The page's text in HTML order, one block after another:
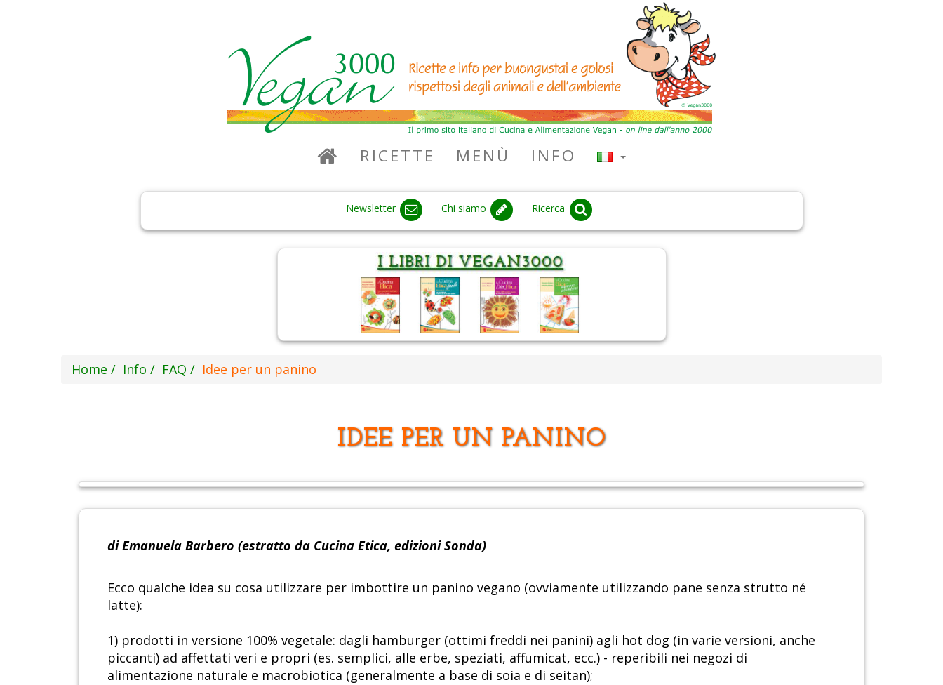
RICETTE MENÙ INFO
Newsletter Chi siamo Ricerca
Home Info FAQ Idee per un panino
IDEE PER UN PANINO
di Emanuela Barbero (estratto da Cucina Etica, edizioni Sonda)
Ecco qualche idea su cosa utilizzare per imbottire un panino vegano (ovviamente utilizzando pane senza strutto né
latte):
1) prodotti in versione 100% vegetale: dagli hamburger (ottimi freddi nei panini) agli hot dog (in varie versioni, anche
piccanti) ad affettati veri e propri (es. semplici, alle erbe, speziati, affumicat, ecc.) - reperibili nei negozi di
alimentazione naturale e macrobiotica (generalmente a base di soia e di seitan);